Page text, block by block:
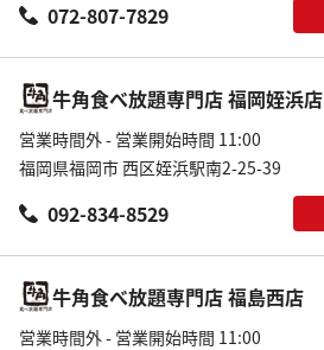
072-807-7829
牛角食べ放題専門店 福岡姪浜店
営業時間外 - 営業開始時間 11:00
福岡県福岡市 西区姪浜駅南2-25-39
092-834-8529
牛角食べ放題専門店 福島西店
営業時間外 - 営業開始時間 11:00